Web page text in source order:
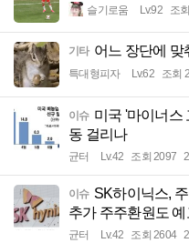
슬기로움 Lv.92 조
기타 어느 장단에 맞
특대형피자 Lv.62 조회
이슈 미국 '마이너스
동 걸리나
균터 Lv.42 조회 2097
이슈 SK하이닉스,
추가 주주환원도 예
균터 Lv.42 조회 2604